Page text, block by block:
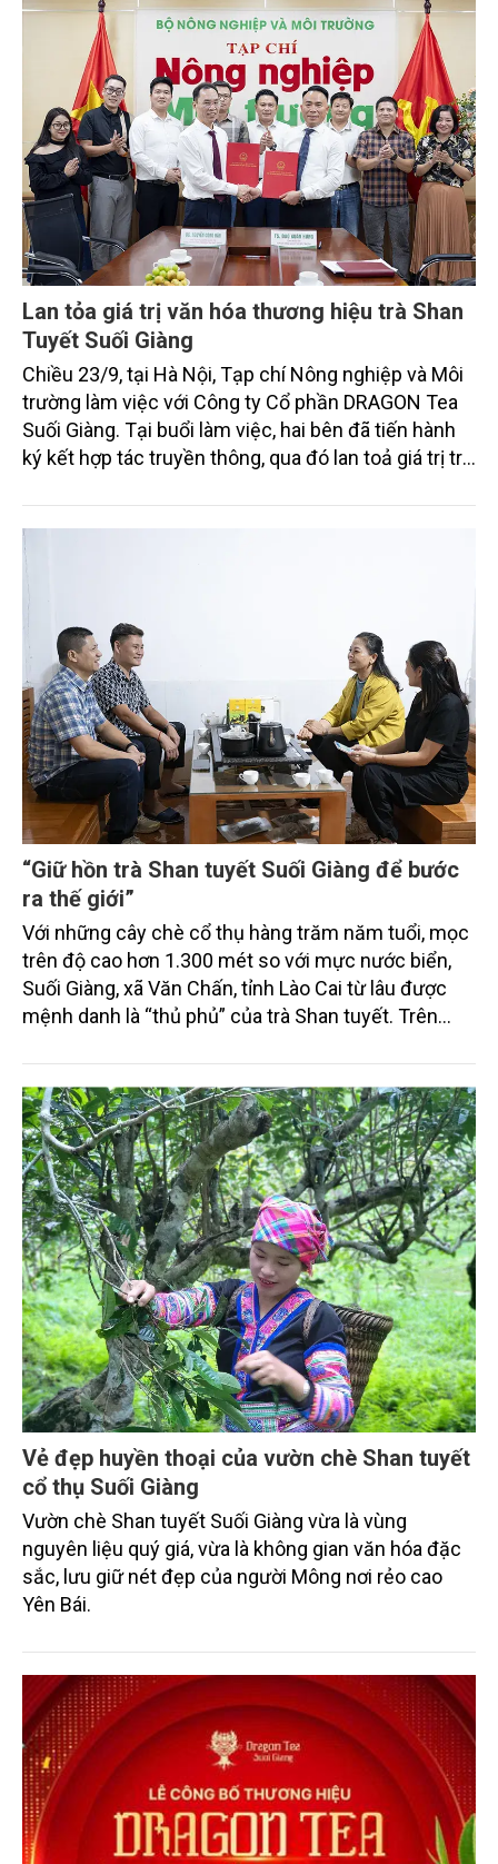
Lan tỏa giá trị văn hóa thương hiệu trà Shan
Tuyết Suối Giàng
Chiều 23/9, tại Hà Nội, Tạp chí Nông nghiệp và Môi
trường làm việc với Công ty Cổ phần DRAGON Tea
Suối Giàng. Tại buổi làm việc, hai bên đã tiến hành
ký kết hợp tác truyền thông, qua đó lan toả giá trị trà
Tây Bắc.
“Giữ hồn trà Shan tuyết Suối Giàng để bước
ra thế giới”
Với những cây chè cổ thụ hàng trăm năm tuổi, mọc
trên độ cao hơn 1.300 mét so với mực nước biển,
Suối Giàng, xã Văn Chấn, tỉnh Lào Cai từ lâu được
mệnh danh là “thủ phủ” của trà Shan tuyết. Trên
40.000 cây cổ thụ từ 100-500 năm tuổi, Suối Giàng
không chỉ là điểm đến du lịch sinh thái, mà còn là
nơi sản sinh một trong những loại trà đặc sản hiếm
có. Giữa bao thăng trầm, những người tâm huyết nơi
đây vẫn bền bỉ gìn giữ hồn trà, gây dựng thương
hiệu, khẳng định giá trị của sản phẩm đặc sản Tây
Bắc. Phóng viên Tạp chí Nông nghiệp và Môi trường
có cuộc trao đổi với bà Lâm Thị Kim Thoa, Giám đốc
Hợp tác xã Chè Suối Giàng, về hành trình giữ gìn và
phát triển trà Shan tuyết Suối Giàng.
Vẻ đẹp huyền thoại của vườn chè Shan tuyết
cổ thụ Suối Giàng
Vườn chè Shan tuyết Suối Giàng vừa là vùng
nguyên liệu quý giá, vừa là không gian văn hóa đặc
sắc, lưu giữ nét đẹp của người Mông nơi rẻo cao
Yên Bái.